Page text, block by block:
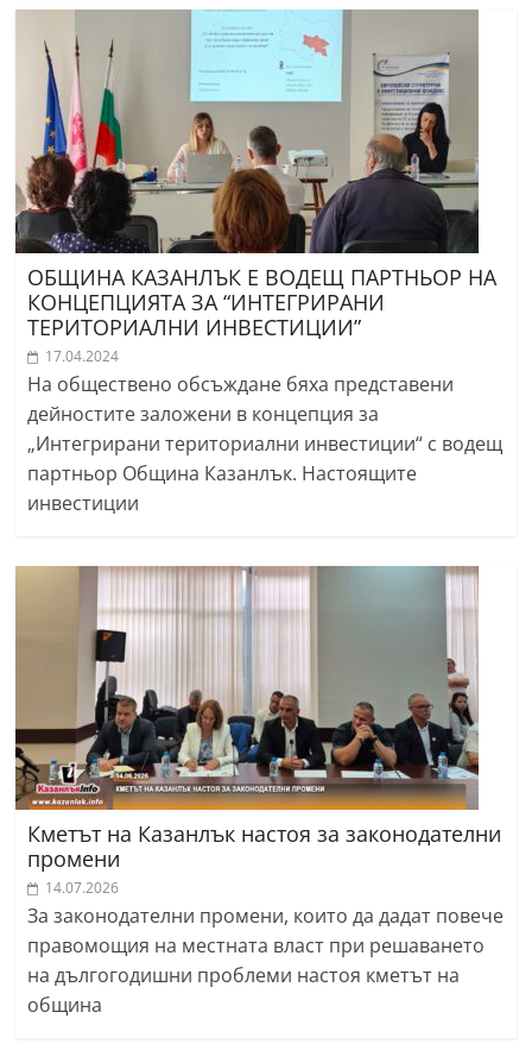
ОБЩИНА КАЗАНЛЪК Е ВОДЕЩ ПАРТНЬОР НА
КОНЦЕПЦИЯТА ЗА “ИНТЕГРИРАНИ
ТЕРИТОРИАЛНИ ИНВЕСТИЦИИ”
17.04.2024
На обществено обсъждане бяха представени
дейностите заложени в концепция за
„Интегрирани териториални инвестиции“ с водещ
партньор Община Казанлък. Настоящите
инвестиции
Кметът на Казанлък настоя за законодателни
промени
14.07.2026
За законодателни промени, които да дадат повече
правомощия на местната власт при решаването
на дългогодишни проблеми настоя кметът на
община